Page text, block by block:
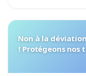
Non à la
! Protégeons nos